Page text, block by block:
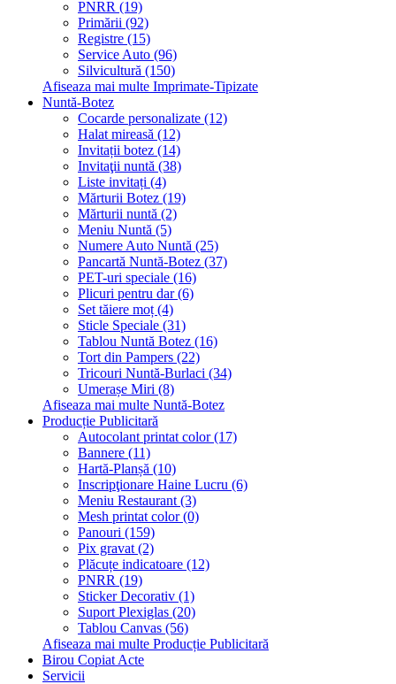
PNRR (19)
Primării (92)
Registre (15)
Service Auto (96)
Silvicultură (150)
Afiseaza mai multe Imprimate-Tipizate
Nuntă-Botez
Cocarde personalizate (12)
Halat mireasă (12)
Invitații botez (14)
Invitaţii nuntă (38)
Liste invitați (4)
Mărturii Botez (19)
Mărturii nuntă (2)
Meniu Nuntă (5)
Numere Auto Nuntă (25)
Pancartă Nuntă-Botez (37)
PET-uri speciale (16)
Plicuri pentru dar (6)
Set tăiere moț (4)
Sticle Speciale (31)
Tablou Nuntă Botez (16)
Tort din Pampers (22)
Tricouri Nuntă-Burlaci (34)
Umerașe Miri (8)
Afiseaza mai multe Nuntă-Botez
Producție Publicitară
Autocolant printat color (17)
Bannere (11)
Hartă-Planșă (10)
Inscripţionare Haine Lucru (6)
Meniu Restaurant (3)
Mesh printat color (0)
Panouri (159)
Pix gravat (2)
Plăcuțe indicatoare (12)
PNRR (19)
Sticker Decorativ (1)
Suport Plexiglas (20)
Tablou Canvas (56)
Afiseaza mai multe Producție Publicitară
Birou Copiat Acte
Servicii